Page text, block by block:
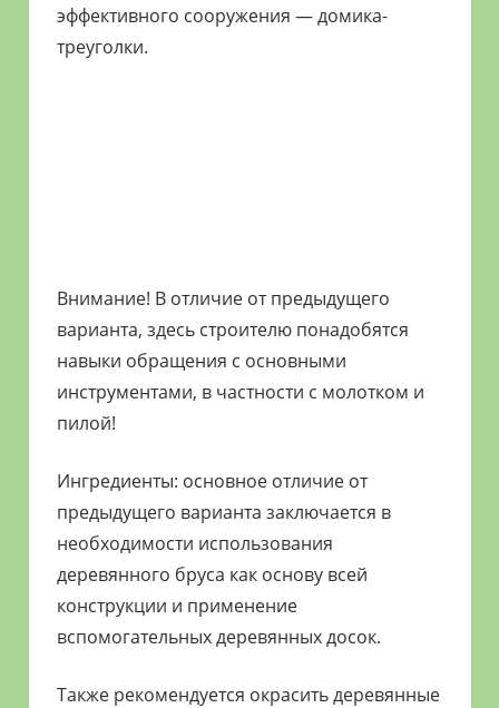
эффективного сооружения — домика-
треуголки.
Внимание! В отличие от предыдущего
варианта, здесь строителю понадобятся
навыки обращения с основными
инструментами, в частности с молотком и
пилой!
Ингредиенты: основное отличие от
предыдущего варианта заключается в
необходимости использования
деревянного бруса как основу всей
конструкции и применение
вспомогательных деревянных досок.
Также рекомендуется окрасить деревянные